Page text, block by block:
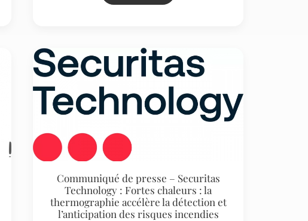
Communiqué de presse – Securitas
Technology : Fortes chaleurs : la
thermographie accélère la détection et
l’anticipation des risques incendies